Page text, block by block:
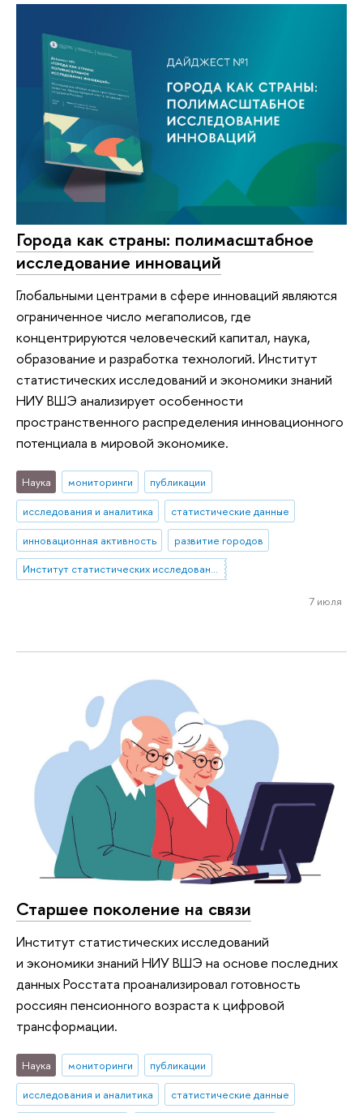
Города как страны: полимасштабное
исследование инноваций
Глобальными центрами в сфере инноваций являются
ограниченное число мегаполисов, где
концентрируются человеческий капитал, наука,
образование и разработка технологий. Институт
статистических исследований и экономики знаний
НИУ ВШЭ анализирует особенности
пространственного распределения инновационного
потенциала в мировой экономике.
Наука мониторинги
публикации
исследования и аналитика
статистические данные
инновационная активность
развитие городов
Институт статистических исследований и экономики знаний
7 июля
Старшее поколение на связи
Институт статистических исследований
и экономики знаний НИУ ВШЭ на основе последних
данных Росстата проанализировал готовность
россиян пенсионного возраста к цифровой
трансформации.
Наука мониторинги
публикации
исследования и аналитика
статистические данные